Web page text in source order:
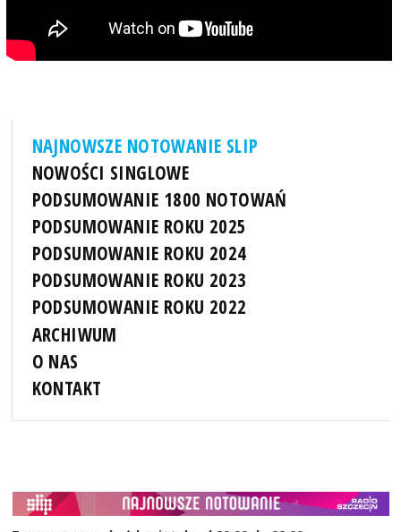
NAJNOWSZE NOTOWANIE SLIP
NOWOŚCI SINGLOWE
PODSUMOWANIE 1800 NOTOWAŃ
PODSUMOWANIE ROKU 2025
PODSUMOWANIE ROKU 2024
PODSUMOWANIE ROKU 2023
PODSUMOWANIE ROKU 2022
ARCHIWUM
O NAS
KONTAKT